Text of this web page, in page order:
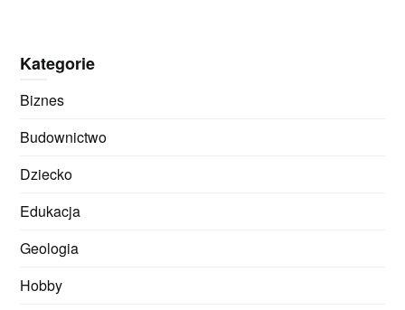
Kategorie
Biznes
Budownictwo
Dziecko
Edukacja
Geologia
Hobby